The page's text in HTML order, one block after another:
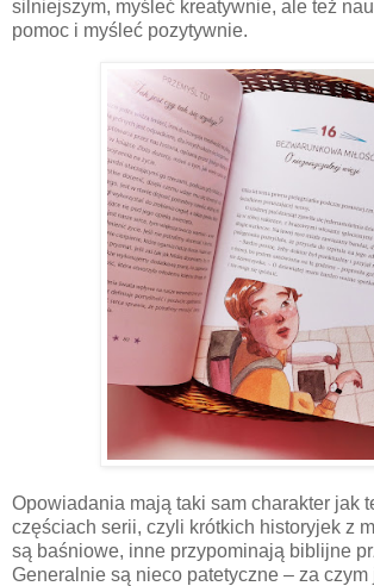
silniejszym, myśleć kreatywnie, ale też
pomoc i myśleć pozytywnie.
Opowiadania mają taki sam charakter jak
częściach serii, czyli krótkich historyjek z
są baśniowe, inne przypominają biblijne
Generalnie są nieco patetyczne – za